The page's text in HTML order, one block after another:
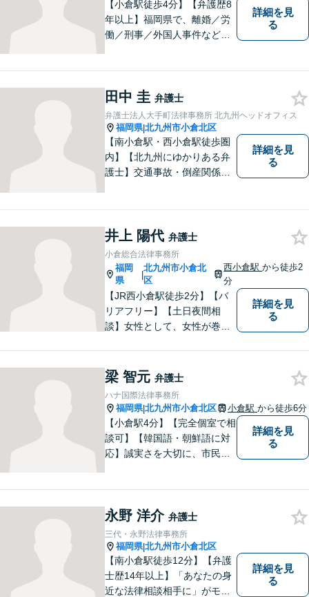
【小倉駅徒歩4分】【弁護歴8
年以上】福岡県で、離婚／労
働／刑事／外国人事件などに
会話のキャッチボールを積み
重ねながら解決へと動いてま
いります。【韓国語対応可】
詳細を見
る
田中 圭 弁護士
弁護士法人大手町法律事務所 北九州ヘッドオフィス
福岡県|北九州市小倉北区
【南小倉駅・西小倉駅徒歩圏
内】【北九州にゆかりある弁
護士】交通事故・倒産関係・
本質把握から解決に至るまで
懇切丁寧に対応します！【宅
建士資格あり】
詳細を見
る
井上 陽代 弁護士
小倉総合法律事務所
福岡
県
|
北九州市小倉北
区
西小倉駅から徒歩2
分
【JR西小倉駅徒歩2分】【バ
リアフリー】【土日夜間相
談】女性として、女性が巻き
極的に対応しております。男
性弁護士には相談しづらいと
いう女性の方もお気軽にご相
談下さい。
詳細を見
る
梁 智元 弁護士
ハナ国際法律事務所
福岡県|北九州市小倉北区 小倉駅 から徒歩6分
【小倉駅4分】【完全個室で相
談可】【韓国語・朝鮮語に対
応】誠実さを大切に、市民に
いたします。お困りの方は、
ご相談ください。
詳細を見
る
永野 洋介 弁護士
三代・永野法律事務所
福岡県|北九州市小倉北区
【南小倉駅徒歩12分】【弁護
士歴14年以上】「あなたの身
近な法律相談相手に」がモッ
詳細を見
る